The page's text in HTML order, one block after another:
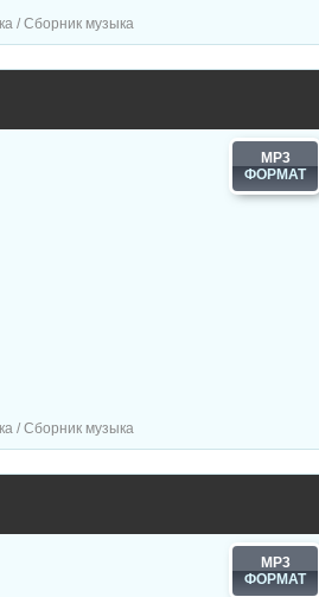
/ Сборник музыка
MP3
/ Сборник музыка
MP3